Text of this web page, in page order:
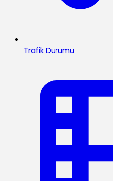
Trafik Durumu